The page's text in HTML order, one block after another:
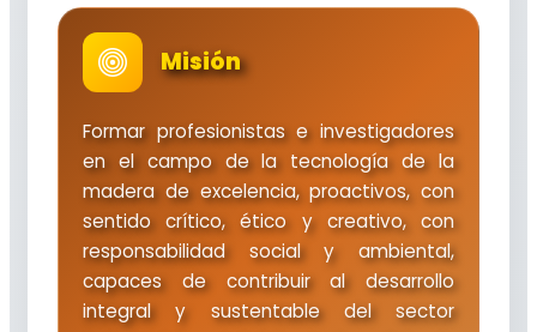
Misión
Formar profesionistas e investigadores
en el campo de la tecnología de la
madera de excelencia, proactivos, con
sentido crítico, ético y creativo, con
responsabilidad social y ambiental,
capaces de contribuir al desarrollo
integral y sustentable del sector